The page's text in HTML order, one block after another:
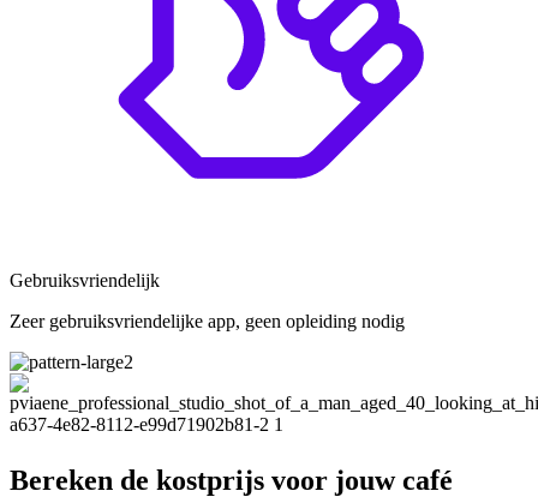
Gebruiksvriendelijk
Zeer gebruiksvriendelijke app, geen opleiding nodig
Bereken de kostprijs voor jouw café